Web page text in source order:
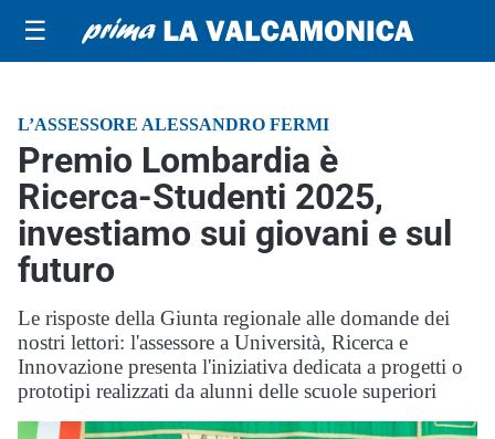
☰
L’ASSESSORE ALESSANDRO FERMI
Premio Lombardia è
Ricerca-Studenti 2025,
investiamo sui giovani e sul
futuro
Le risposte della Giunta regionale alle domande dei
nostri lettori: l'assessore a Università, Ricerca e
Innovazione presenta l'iniziativa dedicata a progetti o
prototipi realizzati da alunni delle scuole superiori